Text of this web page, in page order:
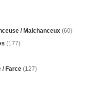
/ Malchanceux (60)
(177)
/ Farce (127)